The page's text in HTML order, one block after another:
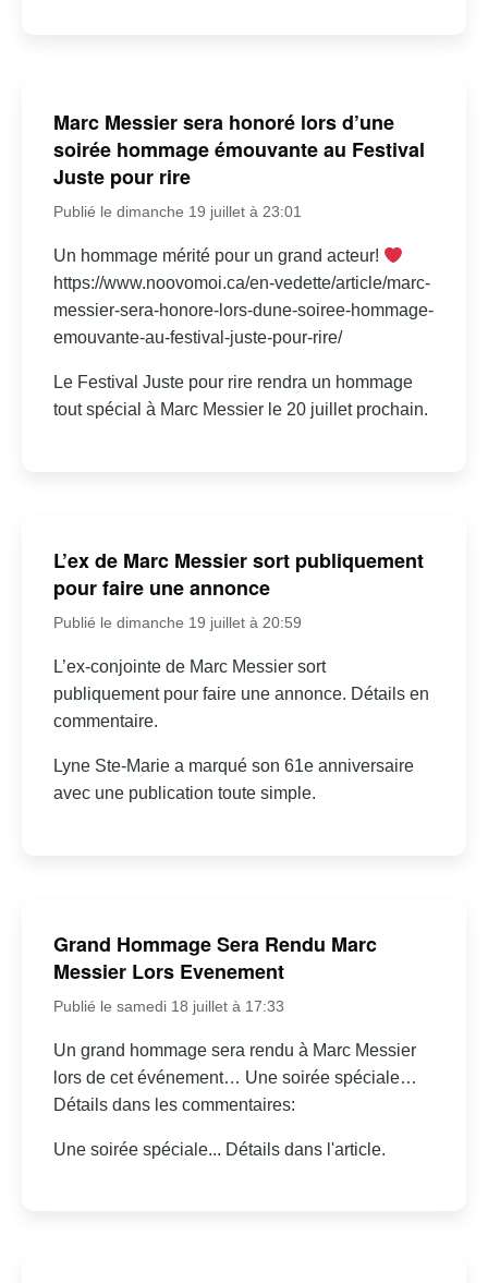
Marc Messier sera honoré lors d’une
soirée hommage émouvante au Festival
Juste pour rire
Publié le dimanche 19 juillet à 23:01
Un hommage mérité pour un grand acteur!
https://www.noovomoi.ca/en-vedette/article/marc-
messier-sera-honore-lors-dune-soiree-hommage-
emouvante-au-festival-juste-pour-rire/
Le Festival Juste pour rire rendra un hommage
tout spécial à Marc Messier le 20 juillet prochain.
L’ex de Marc Messier sort publiquement
pour faire une annonce
Publié le dimanche 19 juillet à 20:59
L’ex-conjointe de Marc Messier sort
publiquement pour faire une annonce. Détails en
commentaire.
Lyne Ste-Marie a marqué son 61e anniversaire
avec une publication toute simple.
Grand Hommage Sera Rendu Marc
Messier Lors Evenement
Publié le samedi 18 juillet à 17:33
Un grand hommage sera rendu à Marc Messier
lors de cet événement… Une soirée spéciale…
Détails dans les commentaires:
Une soirée spéciale... Détails dans l'article.